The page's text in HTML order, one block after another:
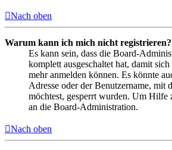
Nach oben
Warum kann ich mich nicht registrieren?
Es kann sein, dass die Board-
komplett ausgeschaltet hat, damit
mehr anmelden können. Es könnte
Adresse oder der Benutzername, mit
möchtest, gesperrt wurden. Um Hilfe
an die Board-Administration.
Nach oben